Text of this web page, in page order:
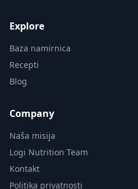
Explore
Baza namirnica
Recepti
Blog
Company
Naša misija
Logi Nutrition Team
Kontakt
Politika privatnosti